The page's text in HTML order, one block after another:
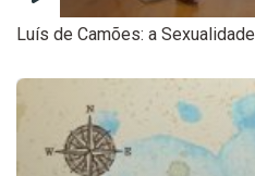
Luís de Camões: a Sexualidade